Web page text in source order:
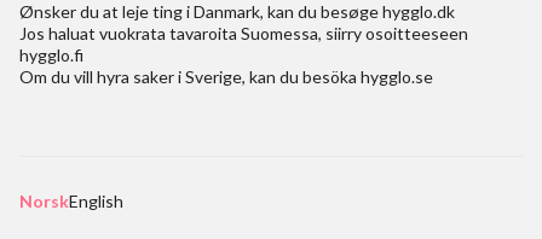
Ønsker du at leje ting i Danmark, kan du besøgehygglo.dk
Jos haluat vuokrata tavaroita Suomessa, siirry osoitteeseen
hygglo.fi
Om du vill hyra saker i Sverige, kan du besöka hygglo.se
NorskEnglish